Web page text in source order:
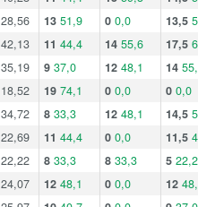
28,56 13 51,9 0 0,0 13,5
42,13 11 44,4 14 55,6 17,5
35,19 9 37,0 12 48,1 14
18,52 19 74,1 0 0,0 0 0,0
34,72 8 33,3 12 48,1 14,5
22,69 11 44,4 0 0,0 11,5
22,22 8 33,3 8 33,3 5 22,2
24,07 12 48,1 0 0,0 12